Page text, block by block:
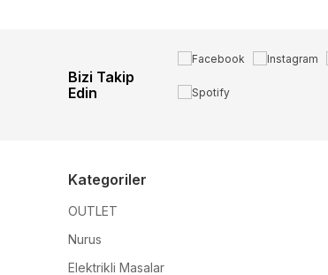
Bizi Takip
Edin
Kategoriler
OUTLET
Nurus
Elektrikli Masalar